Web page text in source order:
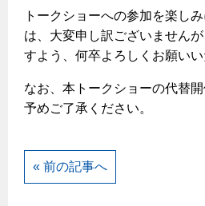
検針について
原料費調整制度について
こんなときは
ガスが出ないとき
ガスメーターの復帰方法
経済性
ライフスタイルの変化に対応する
ガス・電気併用住宅とオール電化住宅の
ライフステージ別に比較する
レンジフード
オーブン・炊飯器
オーブン
炊飯器
リフォーム事例紹介
3つのあんしん宣言
テレビCM
リフォームの流れ
都市ガスでんき 従量電灯Ｂ
都市ガスでんき 従量電灯Ｃ
都市ガスでんき 低圧電力
電気料金の計算について
ご請求とお支払い
食育活動について
エコ・クッキング
料理教室レンタル
お問合わせ・資料請求
情報誌
トークショーへの参加を楽し
は、大変申し訳ございません
すよう、何卒よろしくお願いい
なお、本トークショーの代替開
予めご了承ください。
« 前の記事へ